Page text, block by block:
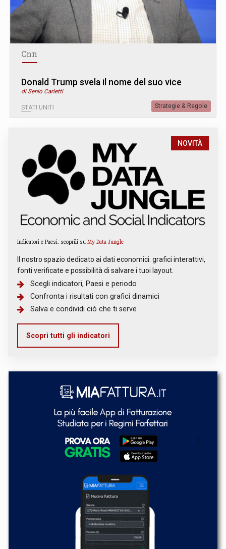
Cnn
Donald Trump svela il nome del suo vice
di Senio Carletti
STATI UNITI Strategie & Regole
NOVITÀ
Indicatori e Paesi: scoprili su My Data Jungle
Il nostro spazio dedicato ai dati economici: grafici interattivi,
fonti verificate e possibilità di salvare i tuoi layout.
Scegli indicatori, Paesi e periodo
Confronta i risultati con grafici dinamici
Salva e condividi ciò che ti serve
Scopri tutti gli indicatori